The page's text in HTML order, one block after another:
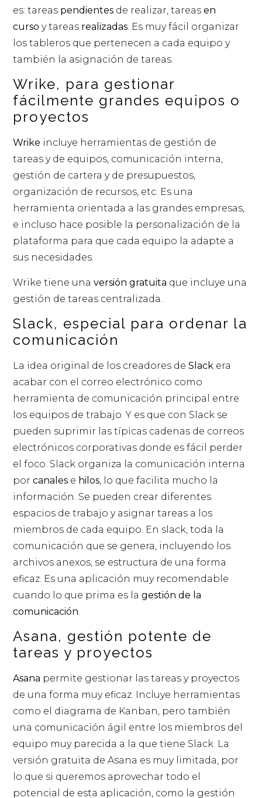
es: tareas pendientes de realizar, tareasen
curso y tareas realizadas . Es muy fácil organizar
los tableros que pertenecen a cada equipo y
también la asignación de tareas.
Wrike, para gestionar
fácilmente grandes equipos o
proyectos
Wrike incluye herramientas de gestión de
tareas y de equipos, comunicación interna,
gestión de cartera y de presupuestos,
organización de recursos, etc. Es una
herramienta orientada a las grandes empresas,
e incluso hace posible la personalización de la
plataforma para que cada equipo la adapte a
sus necesidades.
Wrike tiene unaversión gratuita que incluye una
gestión de tareas centralizada.
Slack, especial para ordenar la
comunicación
La idea original de los creadores deSlack era
acabar con el correo electrónico como
herramienta de comunicación principal entre
los equipos de trabajo. Y es que con Slack se
pueden suprimir las típicas cadenas de correos
electrónicos corporativas donde es fácil perder
el foco. Slack organiza la comunicación interna
porcanales e hilos, lo que facilita mucho la
información. Se pueden crear diferentes
espacios de trabajo y asignar tareas a los
miembros de cada equipo. En slack, toda la
comunicación que se genera, incluyendo los
archivos anexos, se estructura de una forma
eficaz. Es una aplicación muy recomendable
cuando lo que prima es lagestión de la
comunicación.
Asana, gestión potente de
tareas y proyectos
Asana permite gestionar las tareas y proyectos
de una forma muy eficaz. Incluye herramientas
como el diagrama de Kanban, pero también
una comunicación ágil entre los miembros del
equipo muy parecida a la que tiene Slack. La
versión gratuita de Asana es muy limitada, por
lo que si queremos aprovechar todo el
potencial de esta aplicación, como la gestión